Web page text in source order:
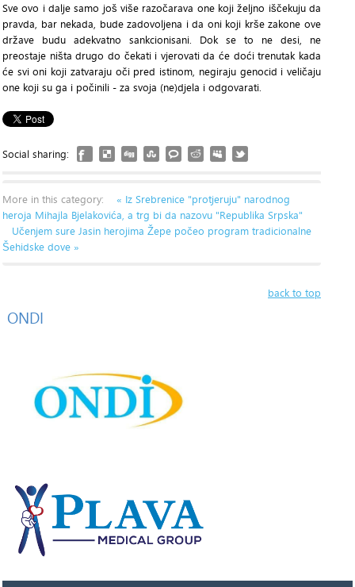
Sve ovo i dalje samo još više razočarava one koji željno iščekuju da
pravda, bar nekada, bude zadovoljena i da oni koji krše zakone ove
države budu adekvatno sankcionisani. Dok se to ne desi, ne
preostaje ništa drugo do čekati i vjerovati da će doći trenutak kada
će svi oni koji zatvaraju oči pred istinom, negiraju genocid i veličaju
one koji su ga i počinili - za svoja (ne)djela i odgovarati.
Social sharing:
More in this category:
« Iz Srebrenice "protjeruju" narodnog
heroja Mihajla Bjelakovića, a trg bi da nazovu "Republika Srpska"
Učenjem sure Jasin herojima Žepe počeo program tradicionalne
Šehidske dove »
back to top
ONDI